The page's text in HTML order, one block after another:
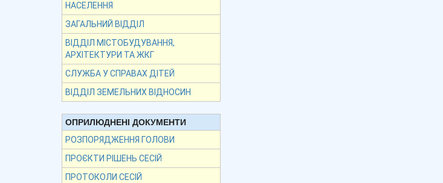
НАСЕЛЕННЯ
ЗАГАЛЬНИЙ ВІДДІЛ
ВІДДІЛ МІСТОБУДУВАННЯ,
АРХІТЕКТУРИ ТА ЖКГ
СЛУЖБА У СПРАВАХ ДІТЕЙ
ВІДДІЛ ЗЕМЕЛЬНИХ ВІДНОСИН
ОПРИЛЮДНЕНІ ДОКУМЕНТИ
РОЗПОРЯДЖЕННЯ ГОЛОВИ
ПРОЄКТИ РІШЕНЬ СЕСІЙ
ПРОТОКОЛИ СЕСІЙ